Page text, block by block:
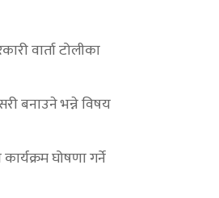
वार्ता टोलीका
बनाउने भन्ने विषय
घोषणा गर्ने